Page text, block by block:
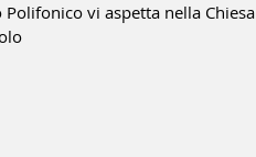
vi aspetta nella Chiesa